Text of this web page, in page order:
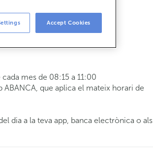
cada mes de 08:15 a 11:00
que aplica el mateix horari de
dia a la teva app, banca electrònica o als
Accept Cookies